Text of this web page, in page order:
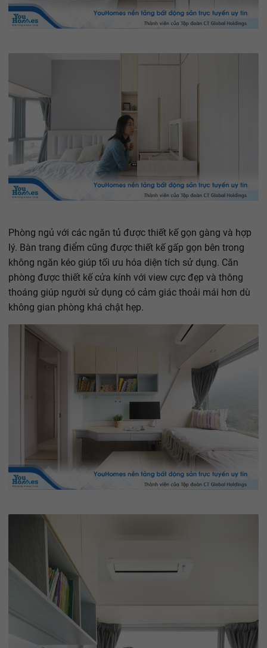
Phòng ngủ với các ngăn tủ được thiết kế gọn gàng và hợp
lý. Bàn trang điểm cũng được thiết kế gấp gọn bên trong
không ngăn kéo giúp tối ưu hóa diện tích sử dụng. Căn
phòng được thiết kế cửa kính với view cực đẹp và thông
thoáng giúp người sử dụng có cảm giác thoải mái hơn dù
không gian phòng khá chật hẹp.